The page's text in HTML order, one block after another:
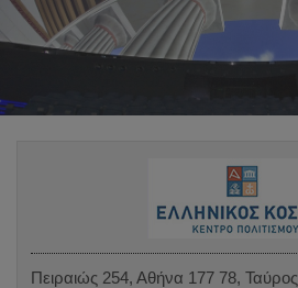
Πειραιώς 254, Αθήνα 177 78, Ταύρος